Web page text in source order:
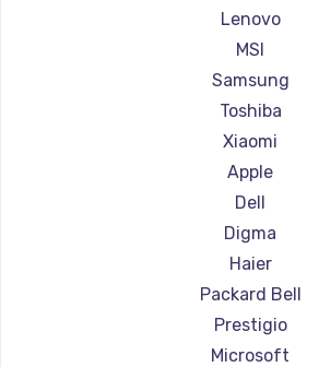
Ремонт ноутбуков
Ремонт ноутбуков
Ремонт ноутбуков
Ремонт ноутбуков
Ремонт ноутбуков
Ремонт ноутбуков
Ремонт ноутбуков
Ремонт ноутбуков
Ремонт ноутбуков
Ремонт ноутбуков
Ремонт ноутбуков
Ремонт ноутбуков
Lenovo
MSI
Samsung
Toshiba
Xiaomi
Apple
Dell
Digma
Haier
Packard Bell
Prestigio
Microsoft